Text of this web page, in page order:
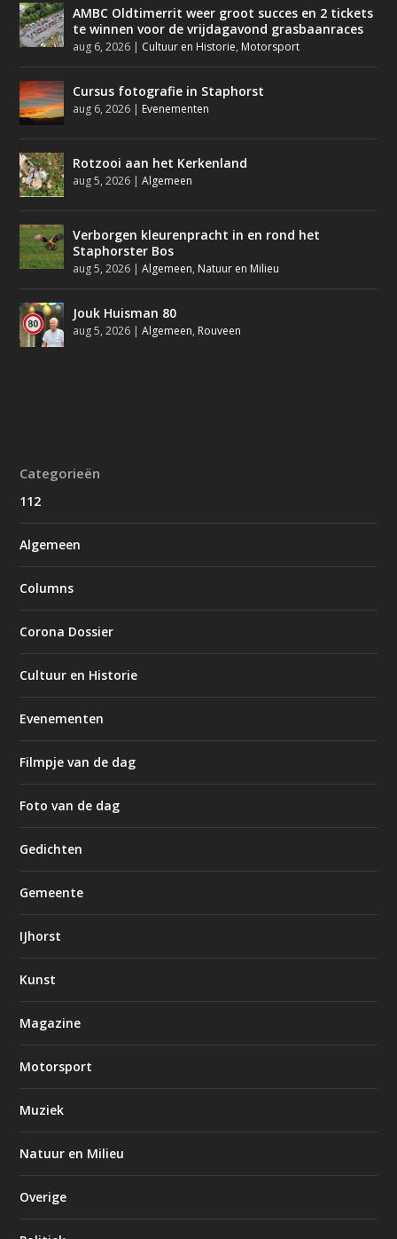
AMBC Oldtimerrit weer groot succes en 2 tickets
te winnen voor de vrijdagavond grasbaanraces
aug 6, 2026 Cultuur en Historie, Motorsport
Cursus fotografie in Staphorst
aug 6, 2026 Evenementen
Rotzooi aan het Kerkenland
aug 5, 2026 |Algemeen
Verborgen kleurenpracht in en rond het
Staphorster Bos
aug 5, 2026 |Algemeen, Natuur en Milieu
Jouk Huisman 80
aug 5, 2026 |Algemeen, Rouveen
Categorieën
112
Algemeen
Columns
Corona Dossier
Cultuur en Historie
Evenementen
Filmpje van de dag
Foto van de dag
Gedichten
Gemeente
IJhorst
Kunst
Magazine
Motorsport
Muziek
Natuur en Milieu
Overige